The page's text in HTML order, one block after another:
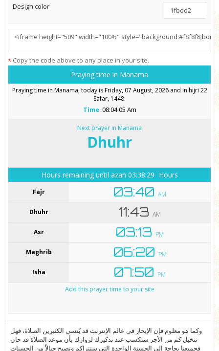
Design color
* Copy the code above to any place in your site.
وكما هو معلوم فإن الإبحار في عالم الإنترنت قد يُنسي الكثيرين الصلاة، فهل
تتخيل كم من الأجر ستكسب عند تذكيرك لزوارك بأن موعد الصلاة قد حان
فجميعنا بحاجة إلى الحسنة الواحدة التي ستتراكم وتصبح جبالاً من الحسنات